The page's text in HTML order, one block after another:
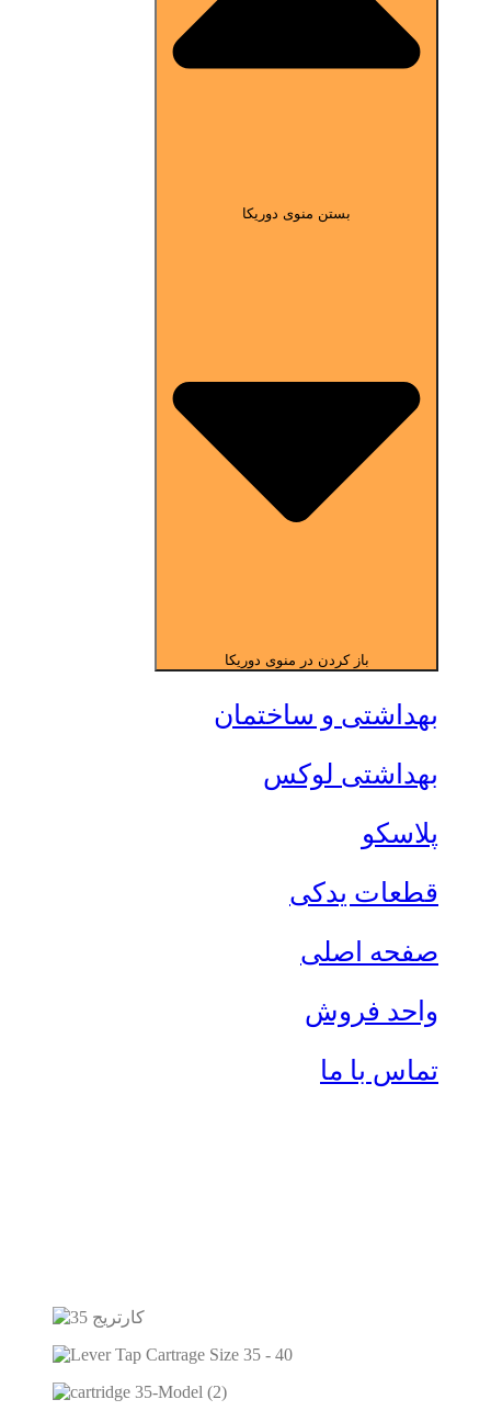
بستن منوی دوریکا
باز کردن در منوی دوریکا
بهداشتی و ساختمان
بهداشتی لوکس
پلاسکو
قطعات یدکی
صفحه اصلی
واحد فروش
تماس با ما